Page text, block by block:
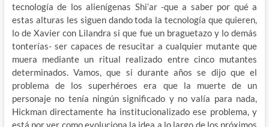
tecnología de los alienígenas Shi’ar -que a saber por qué a
estas alturas les siguen dando toda la tecnología que quieren,
lo de Xavier con Lilandra si que fue un braguetazo y lo demás
tonterías- ser capaces de resucitar a cualquier mutante que
muera mediante un ritual realizado entre cinco mutantes
determinados. Vamos, que si durante años se dijo que el
problema de los superhéroes era que la muerte de un
personaje no tenía ningún significado y no valía para nada,
Hickman directamente ha institucionalizado ese problema, y
está por ver como evoluciona la idea a lo largo de los próximos